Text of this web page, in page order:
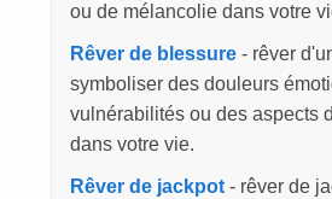
ou de mélancolie dans votre
Rêver de blessure- rêver
symboliser des douleurs
vulnérabilités ou des aspects
dans votre vie.
Rêver de jackpot- rêver de